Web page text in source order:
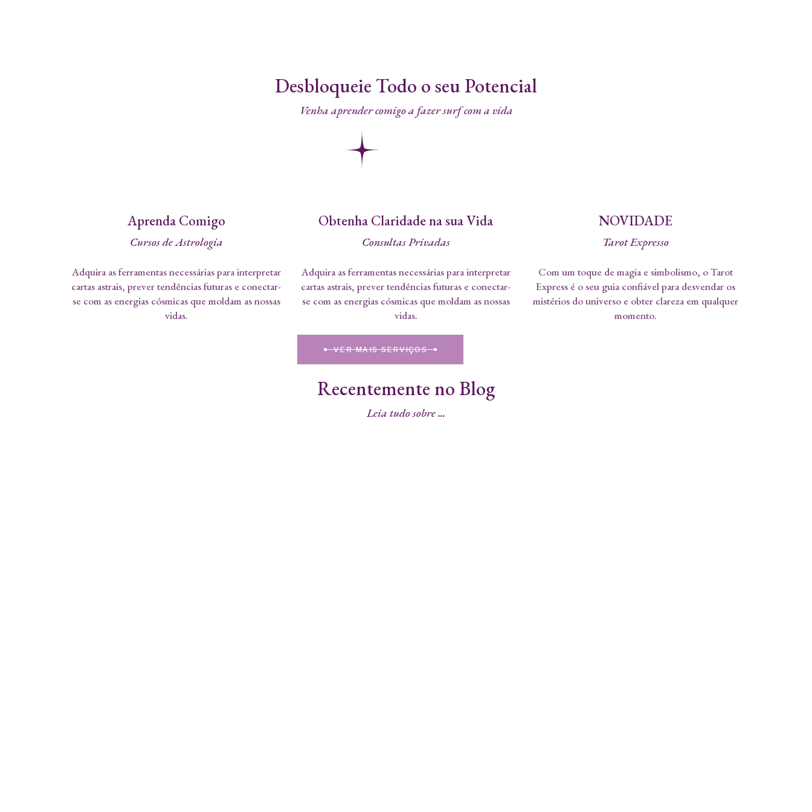
Desbloqueie Todo o seu Potencial
Venha aprender comigo a fazer surf com a vida
Aprenda Comigo
Cursos de Astrologia
Adquira as ferramentas necessárias para interpretar
cartas astrais, prever tendências futuras e conectar-
se com as energias cósmicas que moldam as nossas
vidas.
Obtenha Claridade na sua Vida
Consultas Privadas
Adquira as ferramentas necessárias para interpretar
cartas astrais, prever tendências futuras e conectar-
se com as energias cósmicas que moldam as nossas
vidas.
NOVIDADE
Tarot Expresso
Com um toque de magia e simbolismo, o Tarot
Express é o seu guia confiável para desvendar os
mistérios do universo e obter clareza em qualquer
momento.
VER MAIS SERVIÇOS
Recentemente no Blog
Leia tudo sobre ...